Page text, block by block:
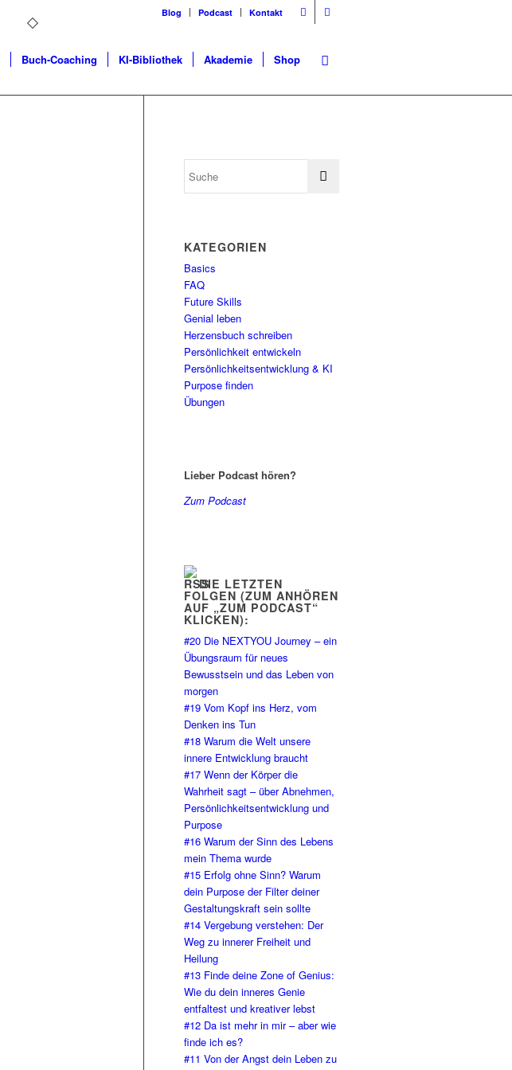
Blog Podcast Kontakt
Buch-Coaching KI-Bibliothek Akademie Shop
KATEGORIEN
Basics
FAQ
Future Skills
Genial leben
Herzensbuch schreiben
Persönlichkeit entwickeln
Persönlichkeitsentwicklung & KI
Purpose finden
Übungen
Lieber Podcast hören?
Zum Podcast
DIE LETZTEN
FOLGEN (ZUM ANHÖREN
AUF „ZUM PODCAST“
KLICKEN):
#20 Die NEXTYOU Journey – ein
Übungsraum für neues
Bewusstsein und das Leben von
morgen
#19 Vom Kopf ins Herz, vom
Denken ins Tun
#18 Warum die Welt unsere
innere Entwicklung braucht
#17 Wenn der Körper die
Wahrheit sagt – über Abnehmen,
Persönlichkeitsentwicklung und
Purpose
#16 Warum der Sinn des Lebens
mein Thema wurde
#15 Erfolg ohne Sinn? Warum
dein Purpose der Filter deiner
Gestaltungskraft sein sollte
#14 Vergebung verstehen: Der
Weg zu innerer Freiheit und
Heilung
#13 Finde deine Zone of Genius:
Wie du dein inneres Genie
entfaltest und kreativer lebst
#12 Da ist mehr in mir – aber wie
finde ich es?
#11 Von der Angst dein Leben zu